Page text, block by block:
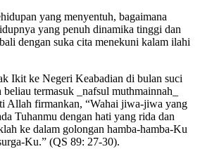
yang menyentuh, bagaimana
yang penuh dinamika tinggi dan
dengan suka cita menekuni kalam ilahi
Ikit ke Negeri Keabadian di bulan suci
termasuk _nafsul muthmainnah_
Allah firmankan, “Wahai jiwa-jiwa yang
Tuhanmu dengan hati yang rida dan
ke dalam golongan hamba-hamba-Ku
Ku.” (QS 89: 27-30).